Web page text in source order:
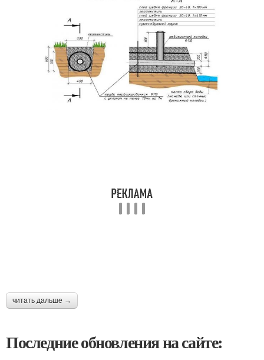
читать дальше →
Последние обновления на сайте: